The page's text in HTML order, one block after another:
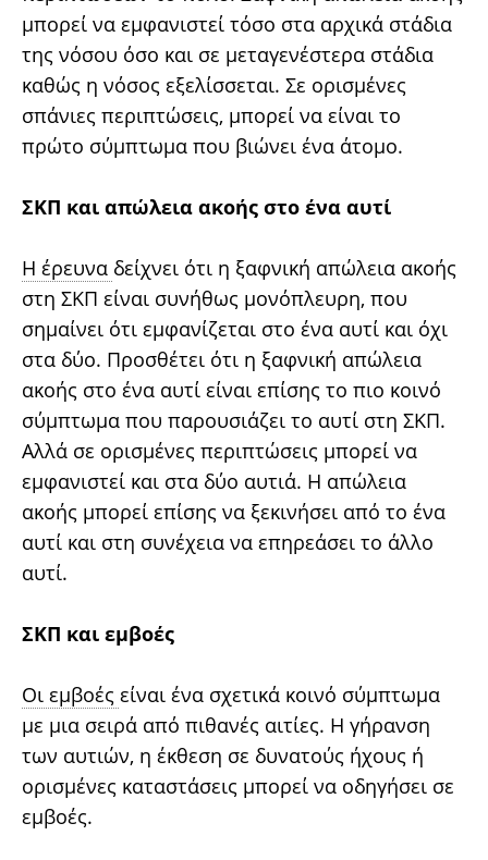
μπορεί να εμφανιστεί τόσο στα αρχικά στάδια
της νόσου όσο και σε μεταγενέστερα στάδια
καθώς η νόσος εξελίσσεται. Σε ορισμένες
σπάνιες περιπτώσεις, μπορεί να είναι το
πρώτο σύμπτωμα που βιώνει ένα άτομο.
ΣΚΠ και απώλεια ακοής στο ένα αυτί
Η έρευνα δείχνει ότι η ξαφνική απώλεια ακοής
στη ΣΚΠ είναι συνήθως μονόπλευρη, που
σημαίνει ότι εμφανίζεται στο ένα αυτί και όχι
στα δύο. Προσθέτει ότι η ξαφνική απώλεια
ακοής στο ένα αυτί είναι επίσης το πιο κοινό
σύμπτωμα που παρουσιάζει το αυτί στη ΣΚΠ.
Αλλά σε ορισμένες περιπτώσεις μπορεί να
εμφανιστεί και στα δύο αυτιά. Η απώλεια
ακοής μπορεί επίσης να ξεκινήσει από το ένα
αυτί και στη συνέχεια να επηρεάσει το άλλο
αυτί.
ΣΚΠ και εμβοές
Οι εμβοές είναι ένα σχετικά κοινό σύμπτωμα
με μια σειρά από πιθανές αιτίες. Η γήρανση
των αυτιών, η έκθεση σε δυνατούς ήχους ή
ορισμένες καταστάσεις μπορεί να οδηγήσει σε
εμβοές.